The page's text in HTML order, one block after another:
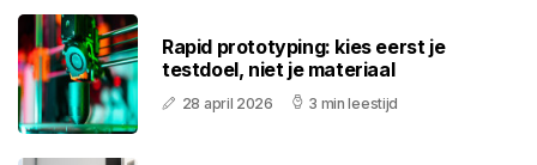
Rapid prototyping: kies eerst je
testdoel, niet je materiaal
28 april 2026 3 min leestijd